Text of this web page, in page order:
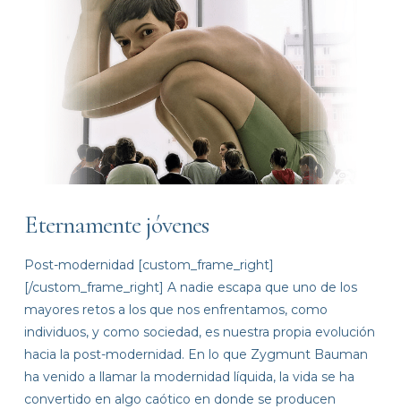
Eternamente jóvenes
Post-modernidad [custom_frame_right]
[/custom_frame_right] A nadie escapa que uno de los
mayores retos a los que nos enfrentamos, como
individuos, y como sociedad, es nuestra propia evolución
hacia la post-modernidad. En lo que Zygmunt Bauman
ha venido a llamar la modernidad líquida, la vida se ha
convertido en algo caótico en donde se producen